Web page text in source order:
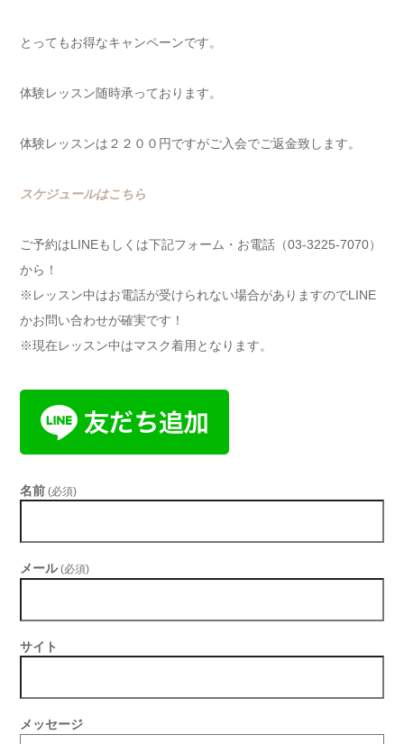
とってもお得なキャンペーンです。
体験レッスン随時承っております。
体験レッスンは２２００円ですがご入会でご返金致します。
スケジュールはこちら
ご予約はLINEもしくは下記フォーム・お電話（03-3225-7070）
から！
※レッスン中はお電話が受けられない場合がありますのでLINE
かお問い合わせが確実です！
※現在レッスン中はマスク着用となります。
名前 (必須)
メール (必須)
サイト
メッセージ